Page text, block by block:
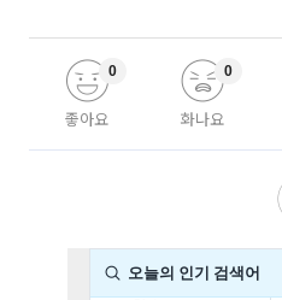
좋아요
0
화나요
0